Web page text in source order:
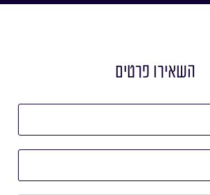
השאירו פרטים